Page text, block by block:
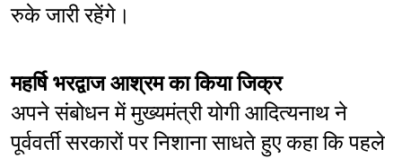
रुके जारी रहेंगे।
महर्षि भरद्वाज आश्रम का किया जिक्र
अपने संबोधन में मुख्यमंत्री योगी आदित्यनाथ ने
पूर्ववर्ती सरकारों पर निशाना साधते हुए कहा कि पहले